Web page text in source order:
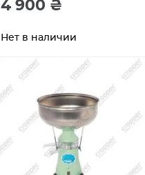
4 900 ₴
Нет в наличии